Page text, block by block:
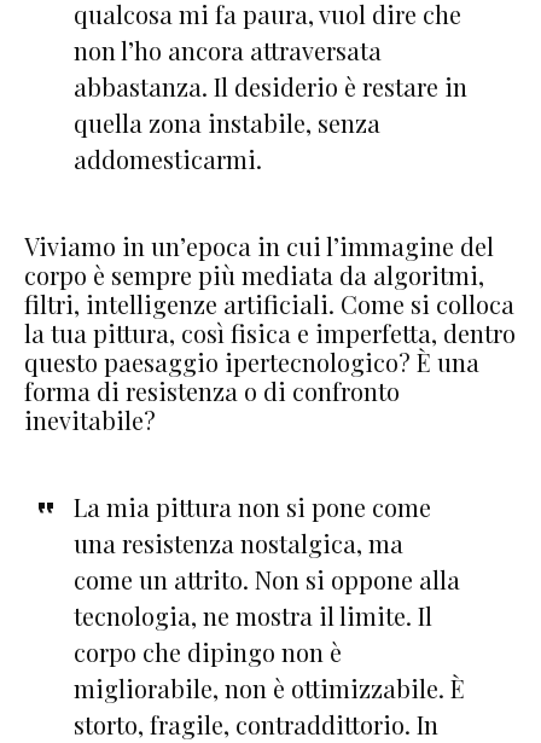
qualcosa mi fa paura, vuol dire che
non l’ho ancora attraversata
abbastanza. Il desiderio è restare in
quella zona instabile, senza
addomesticarmi.
Viviamo in un’epoca in cui l’immagine del
corpo è sempre più mediata da algoritmi,
filtri, intelligenze artificiali. Come si colloca
la tua pittura, così fisica e imperfetta, dentro
questo paesaggio ipertecnologico? È una
forma di resistenza o di confronto
inevitabile?
La mia pittura non si pone come
una resistenza nostalgica, ma
come un attrito. Non si oppone alla
tecnologia, ne mostra il limite. Il
corpo che dipingo non è
migliorabile, non è ottimizzabile. È
storto, fragile, contraddittorio. In